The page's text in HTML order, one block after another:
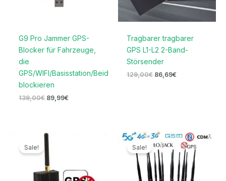
G9 Pro Jammer GPS-
Blocker für Fahrzeuge,
die
GPS/WIFI/Basisstation/Beidou
blockieren
139,00€ 89,99€
Tragbarer tragbarer
GPS L1-L2 2-Band-
Störsender
129,00€ 86,69€
Sale!
Ursprünglicher
Preis
war:
129,00€
Sale!
Preisspanne:
679,99€
bis
699,99€